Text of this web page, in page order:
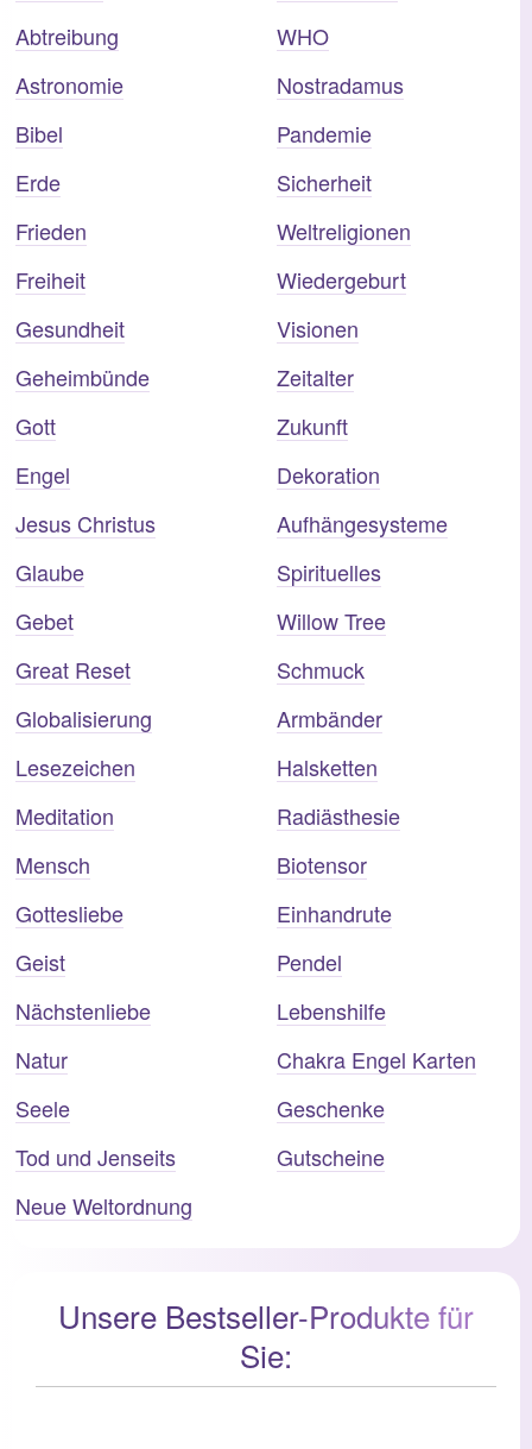
Abtreibung
Astronomie
Bibel
Erde
Frieden
Freiheit
Gesundheit
Geheimbünde
Gott
Engel
Jesus Christus
Glaube
Gebet
Great Reset
Globalisierung
Lesezeichen
Meditation
Mensch
Gottesliebe
Geist
Nächstenliebe
Natur
Seele
Tod und Jenseits
Neue Weltordnung
WHO
Nostradamus
Pandemie
Sicherheit
Weltreligionen
Wiedergeburt
Visionen
Zeitalter
Zukunft
Dekoration
Aufhängesysteme
Spirituelles
Willow Tree
Schmuck
Armbänder
Halsketten
Radiästhesie
Biotensor
Einhandrute
Pendel
Lebenshilfe
Chakra Engel Karten
Geschenke
Gutscheine
Unsere Bestseller-Produkte für
Sie: